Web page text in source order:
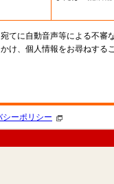
てに自動音声等による不審
け、個人情報をお尋ねする
シーポリシー